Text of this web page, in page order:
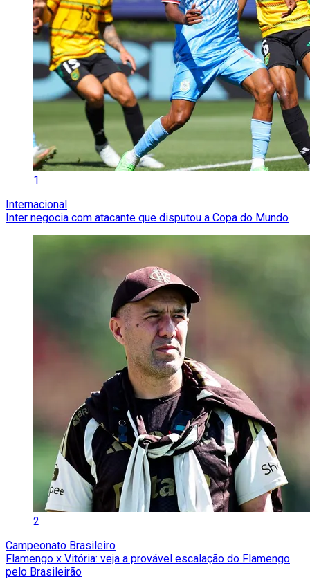
1
Internacional
Inter negocia com atacante que disputou a Copa do Mundo
2
Campeonato Brasileiro
Flamengo x Vitória: veja a provável escalação do Flamengo
pelo Brasileirão